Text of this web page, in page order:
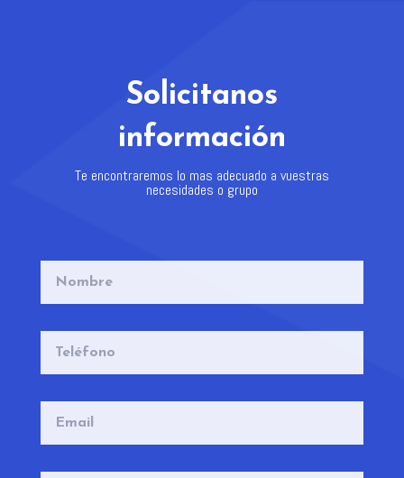
Solicitanos
información
Te encontraremos lo mas adecuado a vuestras
necesidades o grupo